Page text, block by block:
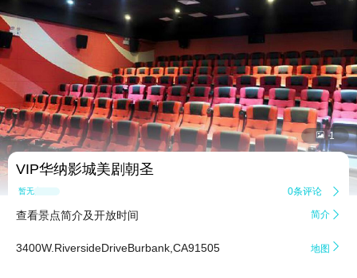
 1
VIP华纳影城美剧朝圣
暂无点评 0条评论 
查看景点简介及开放时间 简介 
3400W.RiversideDriveBurbank,CA91505 地图 
